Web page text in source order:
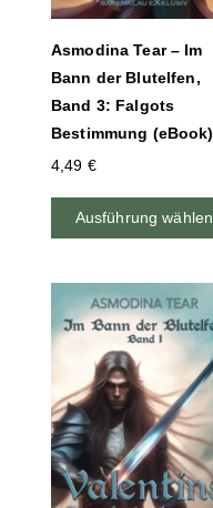
Asmodina Tear – Im
Bann der Blutelfen,
Band 3: Falgots
Bestimmung (eBook)
4,49 €
Ausführung wählen